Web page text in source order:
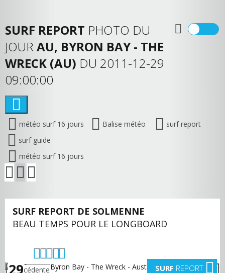
SURF REPORT PHOTO DU
JOUR AU, BYRON BAY - THE
WRECK (AU) DU 2011-12-29
09:00:00
météo surf 16 jours Balise météo
surf report
surf guide
météo surf 16 jours
SURF REPORT DE SOLMENNE
BEAU TEMPS POUR LE LONGBOARD
SURF REPORT
précédente suivante